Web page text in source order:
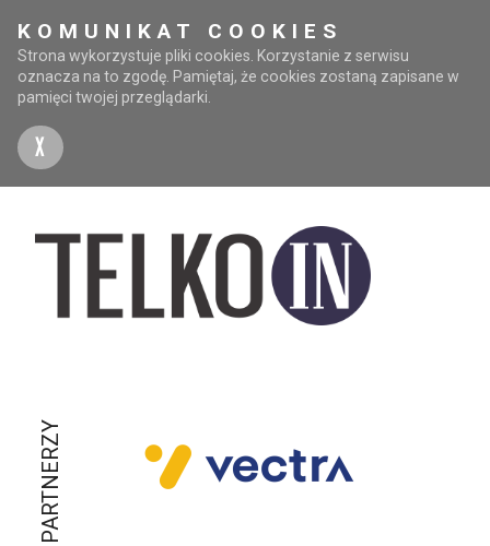
KOMUNIKAT COOKIES
Strona wykorzystuje pliki cookies. Korzystanie z serwisu
oznacza na to zgodę. Pamiętaj, że cookies zostaną zapisane w
pamięci twojej przeglądarki.
X
PARTNERZY